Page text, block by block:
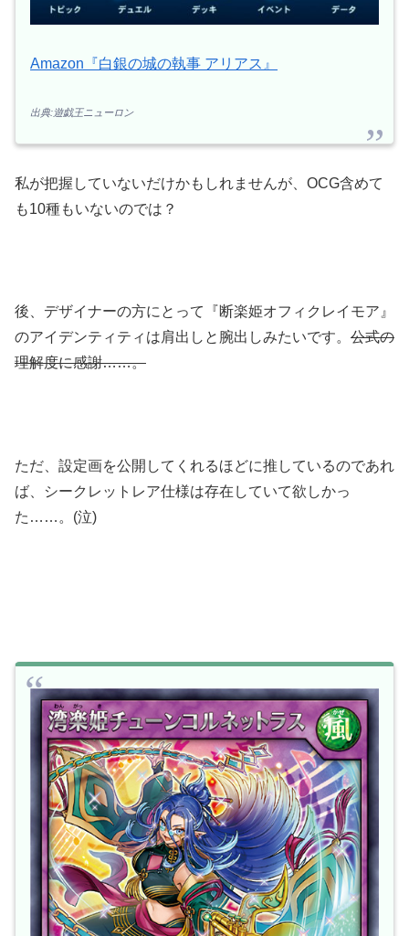
Amazon『白銀の城の執事 アリアス』
出典:遊戯王ニューロン
私が把握していないだけかもしれませんが、OCG含めて
も10種もいないのでは？
後、デザイナーの方にとって『断楽姫オフィクレイモア』
のアイデンティティは肩出しと腕出しみたいです。 公式の
理解度に感謝……。
ただ、設定画を公開してくれるほどに推しているのであれ
ば、シークレットレア仕様は存在していて欲しかっ
た……。(泣)